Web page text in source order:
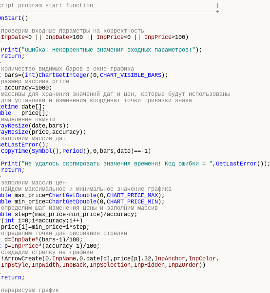
program start function |
+
()
входные параметры на корректность
InpDate<0 || InpDate>100 || InpPrice<0 || InpPrice>100)
Print ( "Ошибка! Некорректные значения входных параметров!" );
return;
видимых баров в окне графика
bars=(int )ChartGetInteger(0, CHART_VISIBLE_BARS );
массива price
accuracy=1000;
для хранения значений дат и цен, которые будут использованы
установки и изменения координат точки привязки знака
date[];
price[];
памяти
(date, bars );
(price,accuracy);
массив дат
();
CopyTime(Symbol(), Period(),0, bars,date)==-1)
Print ( "Не удалось скопировать значения времени! Код ошибки = ", GetLastError());
return;
массив цен
максимальное и минимальное значение графика
max_price=ChartGetDouble(0, CHART_PRICE_MAX );
min_price=ChartGetDouble(0, CHART_PRICE_MIN );
шаг изменения цены и заполним массив
step=(max_price-min_price)/accuracy;
(int i=0;i<accuracy;i++)
точки для рисования стрелки
d=InpDate*( bars-1)/100;
p=InpPrice*(accuracy-1)/100;
стрелку на графике
InpName,0,date[d],price[p],32, InpAnchor, InpColor,
InpStyle, InpWidth, InpBack, InpSelection, InpHidden, InpZOrder ))
return;
график